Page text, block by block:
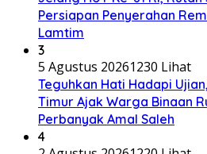
Persiapan Penyerahan
Lamtim
3
5 Agustus 20261230 Lihat
Teguhkan Hati Hadapi
Timur Ajak Warga Binaan
Perbanyak Amal Saleh
4